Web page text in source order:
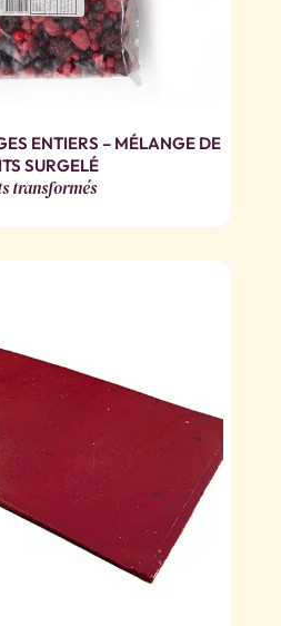
ENTIERS – MÉLANGE DE
SURGELÉ
transformés